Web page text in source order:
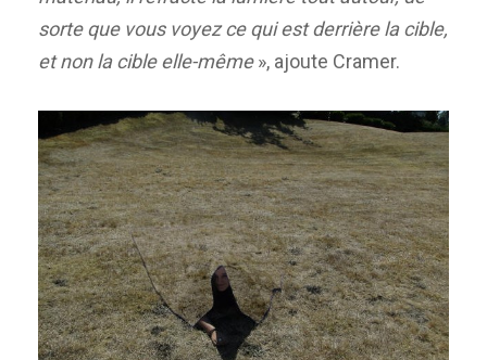
sorte que vous voyez ce qui est derrière la cible,
et non la cible elle-même», ajoute Cramer.